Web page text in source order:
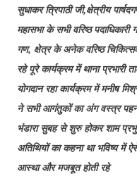
सुधाकर त्रिपाठी जी,क्षेत्रीय
महासभा के सभी वरिष्ठ
गण, क्षेत्र के अनेक वरिष्ठ
रहे पूरे कार्यक्रम में थाना प्रभारी
योगदान रहा कार्यक्रम में मनीष
ने सभी आगंतुकों का अंग वस्त्र
भंडारा सुबह से शुरु होकर शाम
अतिथियों का कहना था भविष्य में ऐसे
आस्था और मजबूत होती रहे